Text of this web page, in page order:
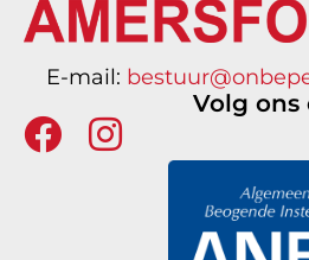
E-mail:
Volg ons